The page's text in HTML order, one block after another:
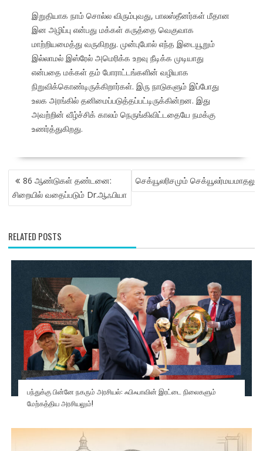
இறுதியாக நாம் சொல்ல விரும்புவது, பாலஸ்தீனர்கள் மீதான
இன அழிப்பு என்பது மக்கள் கருத்தை வெகுவாக
மாற்றியமைத்து வருகிறது. முன்புபோல் எந்த இடையூறும்
இல்லாமல் இஸ்ரேல் அமெரிக்க உறவு நீடிக்க முடியாது
என்பதை மக்கள் தம் போராட்டங்களின் வழியாக
நிறுவிக்கொண்டிருக்கிறார்கள். இரு நாடுகளும் இப்போது
உலக அரங்கில் தனிமைப்படுத்தப்பட்டிருக்கின்றன. இது
அவற்றின் வீழ்ச்சிக் காலம் நெருங்கிவிட்டதையே நமக்கு
உணர்த்துகிறது.
POST
NAVIGATION
86 ஆண்டுகள் தண்டனை:
சிறையில் வதைப்படும் Dr.ஆஃபியா
செக்யூலரிசமும் செக்யூலர்மயமாதலும்
RELATED POSTS
பந்துக்கு பின்னே நகரும் அரசியல்: ஃபிஃபாவின் இரட்டை நிலைகளும்
மேற்கத்திய அரசியலும்!